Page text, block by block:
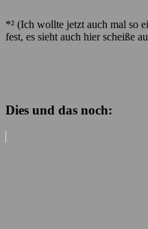
*² (Ich wollte jetzt auch mal so
fest, es sieht auch hier scheiße
Dies und das noch: